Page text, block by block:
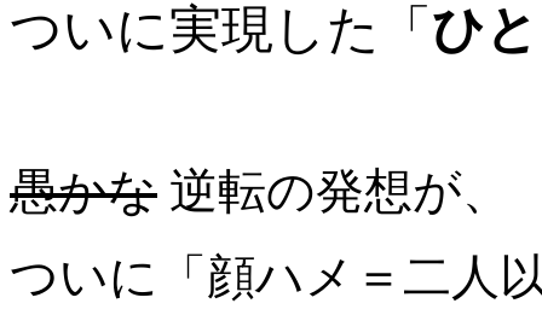
ついに実現した「 ひ
愚かな 逆転の発想が、
ついに「顔ハメ＝二人